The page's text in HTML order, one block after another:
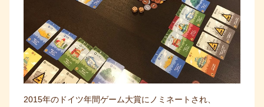
2015年のドイツ年間ゲーム大賞にノミネートされ、